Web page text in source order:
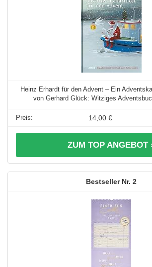
Heinz Erhardt für den Advent – Ein
von Gerhard Glück: Witziges
14,00 €
ZUM TOP ANGEBOT
2